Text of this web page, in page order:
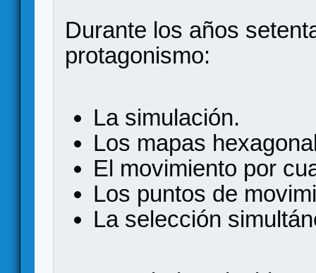
Durante los años
protagonismo:
La simulación.
Los mapas
El movimiento por
Los puntos de
La selección